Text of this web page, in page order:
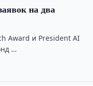
на два
Award и President AI
…